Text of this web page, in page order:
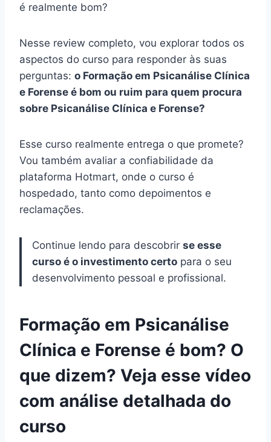
é realmente bom?
Nesse review completo, vou explorar todos os
aspectos do curso para responder às suas
perguntas: o Formação em Psicanálise Clínica
e Forense é bom ou ruim para quem procura
sobre Psicanálise Clínica e Forense?
Esse curso realmente entrega o que promete?
Vou também avaliar a confiabilidade da
plataforma Hotmart, onde o curso é
hospedado, tanto como depoimentos e
reclamações.
Continue lendo para descobrir se esse
curso é o investimento certo para o seu
desenvolvimento pessoal e profissional.
Formação em Psicanálise
Clínica e Forense é bom? O
que dizem? Veja esse vídeo
com análise detalhada do
curso